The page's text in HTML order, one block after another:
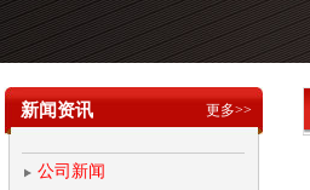
新闻资讯 更多>>
公司新闻